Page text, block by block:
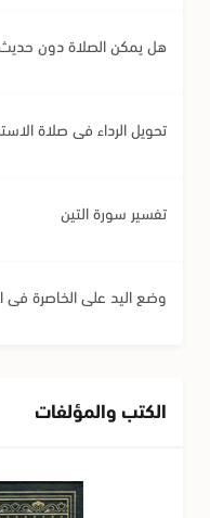
هل يمكن الصلاة دون
تحويل الرداء في صلاة
تفسير سورة التين
وضع اليد على الخاصرة في
الكتب والمؤلفات